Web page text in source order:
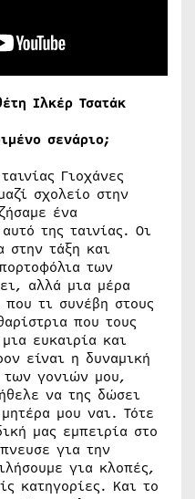
Ιλκέρ Τσατάκ
σενάριο;
Γιοχάνες
σχολείο στην
ένα
της ταινίας. Οι
στην τάξη και
των
αλλά μια μέρα
που τι συνέβη στους
που τους
ευκαιρία και
είναι η δυναμική
των γονιών μου,
να της δώσει
μου ναι. Τότε
μας εμπειρία στο
για την
για κλοπές,
κατηγορίες. Και το